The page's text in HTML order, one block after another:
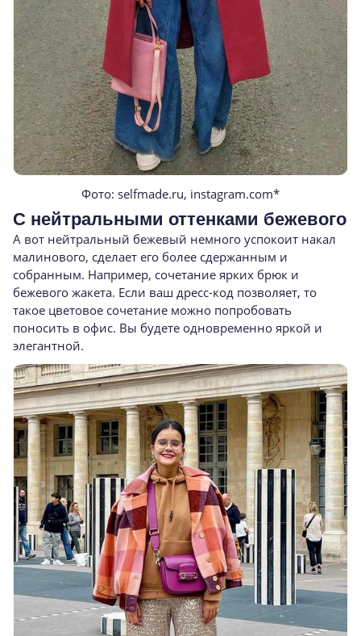
Фото: selfmade.ru, instagram.com*
С нейтральными оттенками бежевого
А вот нейтральный бежевый немного успокоит накал
малинового, сделает его более сдержанным и
собранным. Например, сочетание ярких брюк и
бежевого жакета. Если ваш дресс-код позволяет, то
такое цветовое сочетание можно попробовать
поносить в офис. Вы будете одновременно яркой и
элегантной.